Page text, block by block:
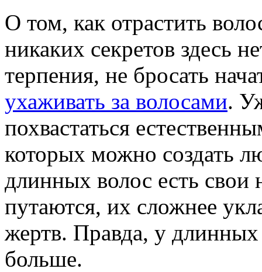
О том, как отрастить
никаких секретов здесь
терпения, не бросать
ухаживать за волосами.
похвастаться
которых можно создать
длинных волос есть
путаются, их сложнее
жертв. Правда, у
больше.